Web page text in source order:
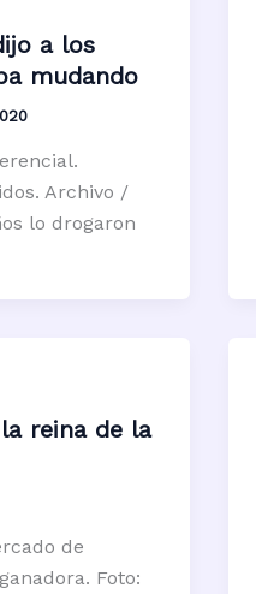
a los
mudando
Archivo /
lo drogaron
reina de la
de
Foto: